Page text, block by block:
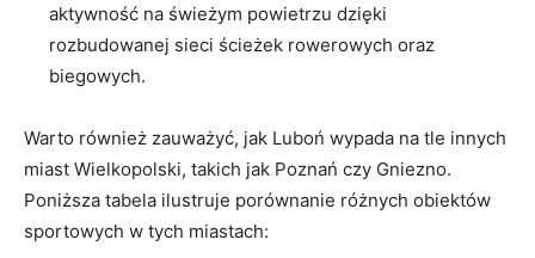
aktywność na świeżym powietrzu dzięki
rozbudowanej sieci ścieżek rowerowych oraz
biegowych.
Warto również zauważyć, jak Luboń wypada na tle innych
miast Wielkopolski, takich jak Poznań czy Gniezno.
Poniższa tabela ilustruje porównanie różnych obiektów
sportowych w tych miastach: